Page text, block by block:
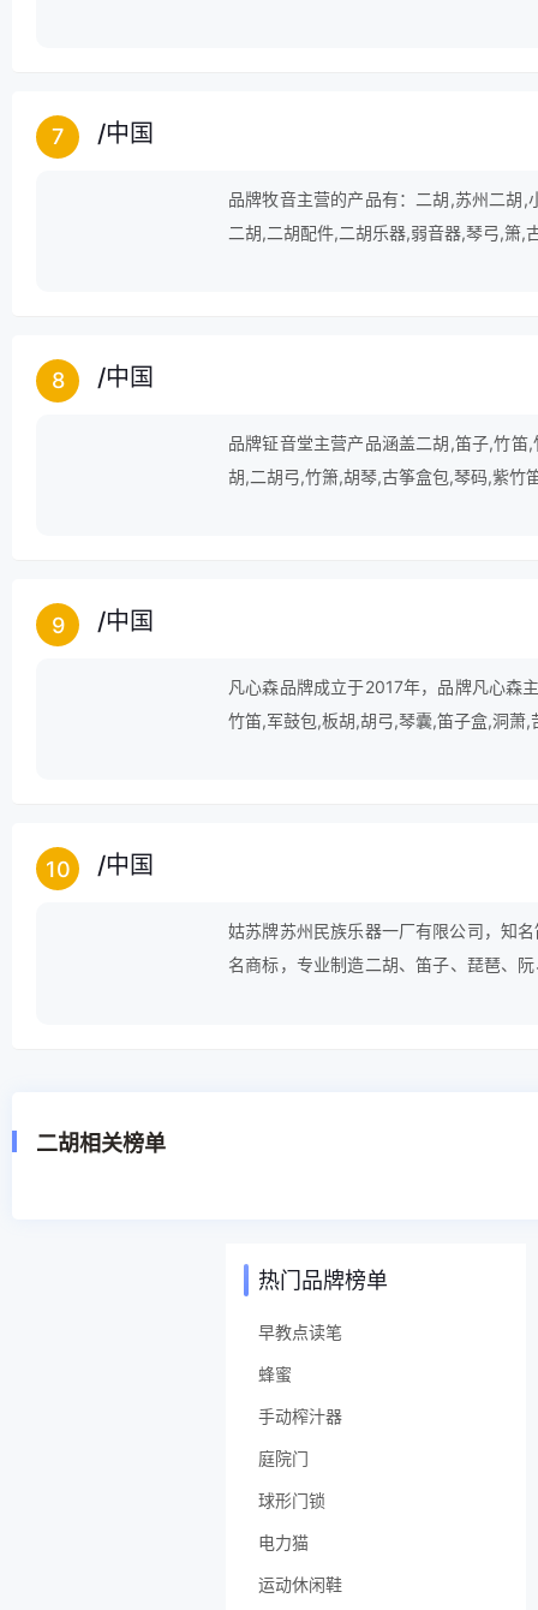
7 /中国
品牌牧音主营的产品有：二胡,苏州二胡
二胡,二胡配件,二胡乐器,弱音器,琴弓,箫,
8 /中国
品牌钲音堂主营产品涵盖二胡,笛子,竹
胡,二胡弓,竹箫,胡琴,古筝盒包,琴码,紫竹
9 /中国
凡心森品牌成立于2017年，品牌凡心森
竹笛,军鼓包,板胡,胡弓,琴囊,笛子盒,洞萧
10 /中国
姑苏牌苏州民族乐器一厂有限公司，知
名商标，专业制造二胡、笛子、琵琶、阮
二胡相关榜单
热门品牌榜单
早教点读笔
蜂蜜
手动榨汁器
庭院门
球形门锁
电力猫
运动休闲鞋